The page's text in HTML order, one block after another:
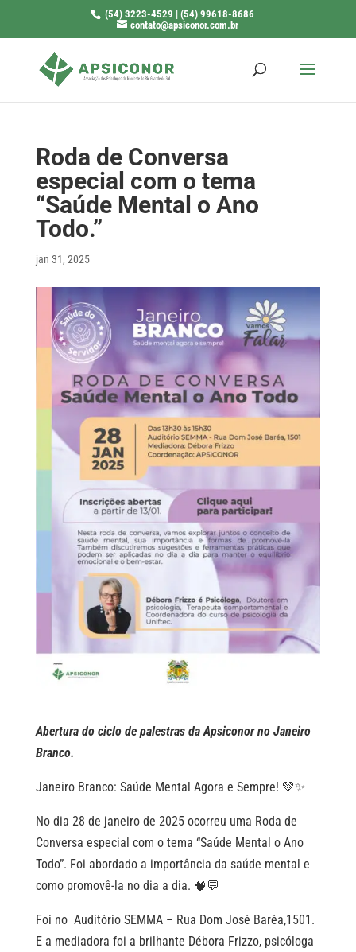
(54) 3223-4529 | (54) 99618-8686
contato@apsiconor.com.br
Roda de Conversa
especial com o tema
“Saúde Mental o Ano
Todo.”
jan 31, 2025
Abertura do ciclo de palestras da Apsiconor no Janeiro
Branco.
Janeiro Branco: Saúde Mental Agora e Sempre! 💚✨
No dia 28 de janeiro de 2025 ocorreu uma Roda de
Conversa especial com o tema “Saúde Mental o Ano
Todo”. Foi abordado a importância da saúde mental e
como promovê-la no dia a dia. 🧠💬
Foi no Auditório SEMMA – Rua Dom José Baréa,1501.
E a mediadora foi a brilhante Débora Frizzo, psicóloga